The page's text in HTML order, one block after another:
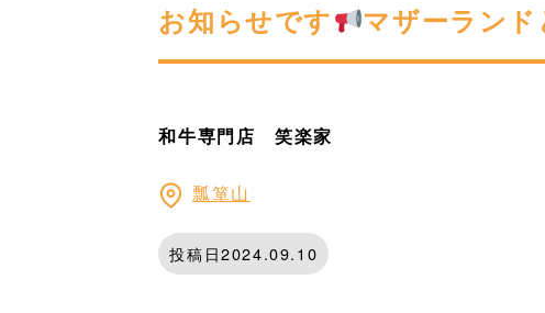
お知らせです マザーラン
和牛専門店 笑楽家
瓢箪山
投稿日2024.09.10